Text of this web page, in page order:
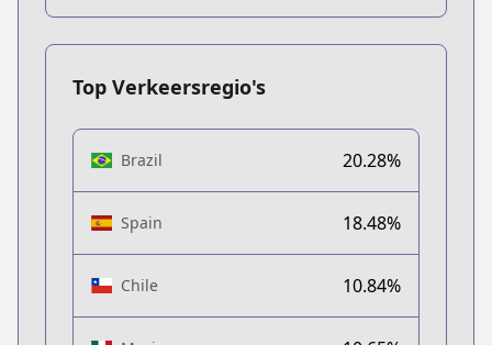
Top Verkeersregio's
Brazil 20.28%
Spain 18.48%
Chile 10.84%